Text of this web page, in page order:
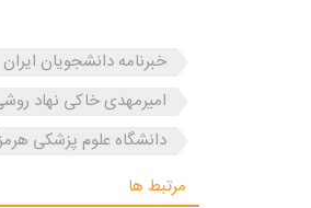
خبرنامه دانشجویان ایران
امیرمهدی خاکی نهاد
دانشگاه علوم پزشکی
مرتبط ها